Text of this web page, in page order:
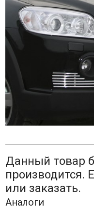
Данный товар
производится.
или заказать.
Аналоги